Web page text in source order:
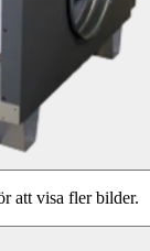
att visa fler bilder.